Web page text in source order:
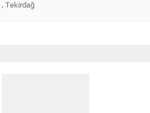
, Tekirdağ